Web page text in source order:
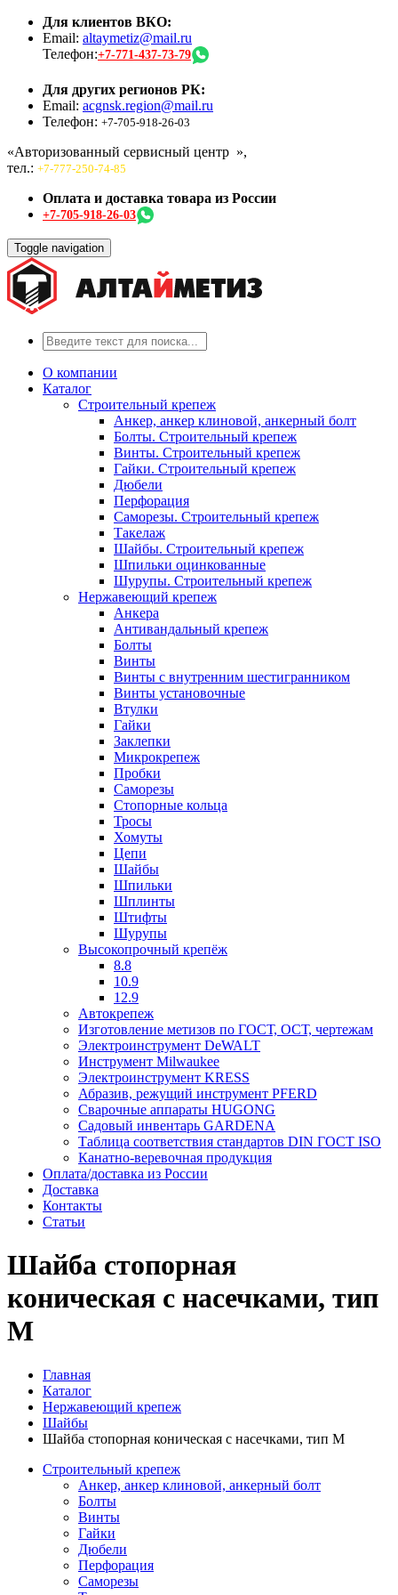
Для клиентов ВКО:
Email: altaymetiz@mail.ru
Телефон:+7-771-437-73-79
Для других регионов РК:
Email: acgnsk.region@mail.ru
Телефон: +7-705-918-26-03
«Авторизованный сервисный центр »,
тел.: +7-777-250-74-85
Оплата и доставка товара из России
+7-705-918-26-03
Toggle navigation
О компании
Каталог
Строительный крепеж
Анкер, анкер клиновой, анкерный болт
Болты. Строительный крепеж
Винты. Строительный крепеж
Гайки. Строительный крепеж
Дюбели
Перфорация
Саморезы. Строительный крепеж
Такелаж
Шайбы. Строительный крепеж
Шпильки оцинкованные
Шурупы. Строительный крепеж
Нержавеющий крепеж
Анкера
Антивандальный крепеж
Болты
Винты
Винты с внутренним шестигранником
Винты установочные
Втулки
Гайки
Заклепки
Микрокрепеж
Пробки
Саморезы
Стопорные кольца
Тросы
Хомуты
Цепи
Шайбы
Шпильки
Шплинты
Штифты
Шурупы
Высокопрочный крепёж
8.8
10.9
12.9
Автокрепеж
Изготовление метизов по ГОСТ, ОСТ, чертежам
Электроинструмент DeWALT
Инструмент Milwaukee
Электроинструмент KRESS
Абразив, режущий инструмент PFERD
Сварочные аппараты HUGONG
Садовый инвентарь GARDENA
Таблица соответствия стандартов DIN ГОСТ ISO
Канатно-веревочная продукция
Оплата/доставка из России
Доставка
Контакты
Статьи
Шайба стопорная
коническая с насечками, тип
М
Главная
Каталог
Нержавеющий крепеж
Шайбы
Шайба стопорная коническая с насечками, тип М
Строительный крепеж
Анкер, анкер клиновой, анкерный болт
Болты
Винты
Гайки
Дюбели
Перфорация
Саморезы